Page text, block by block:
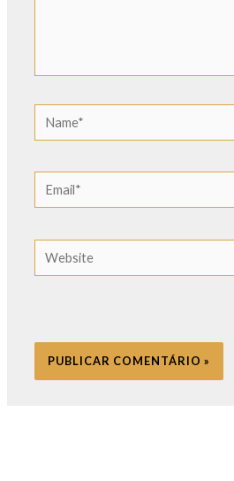
Name*
Email*
Website